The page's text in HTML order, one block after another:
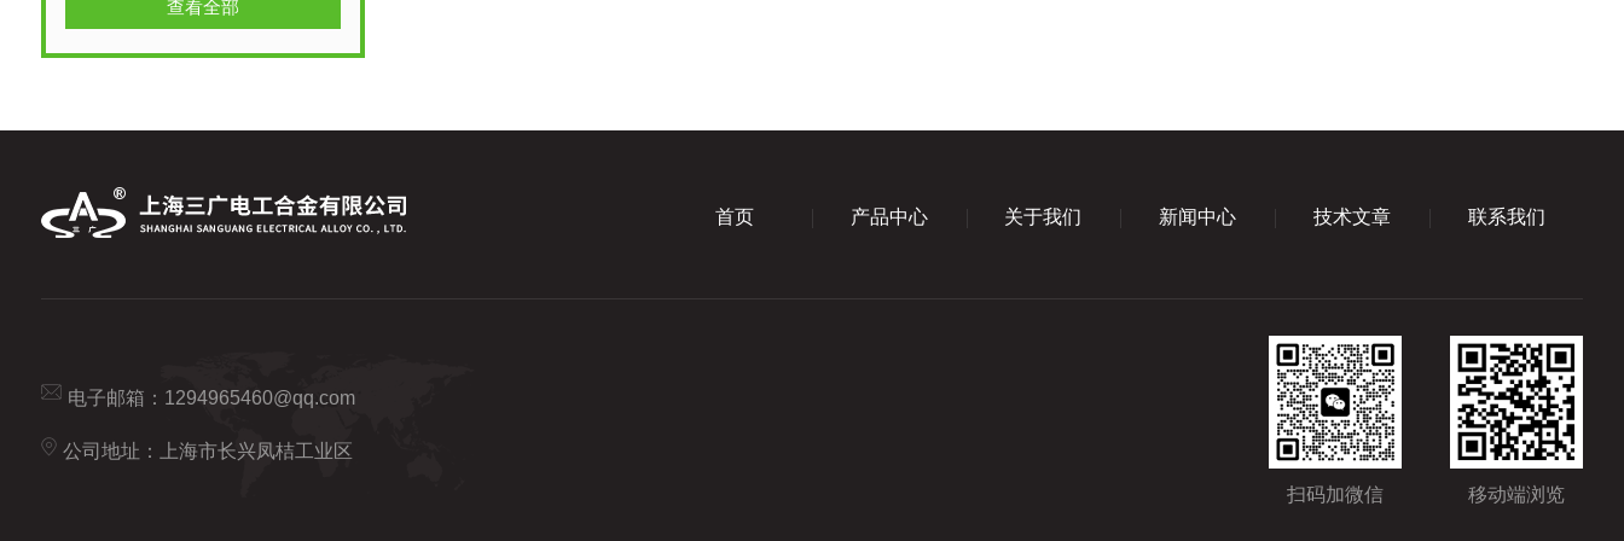
查看全部
首页 产品中心 关于我们 新闻中心 技术文章 联系我们
电子邮箱： 1294965460@qq.com
公司地址：上海市长兴凤桔工业区
移动端浏览
扫码加微信